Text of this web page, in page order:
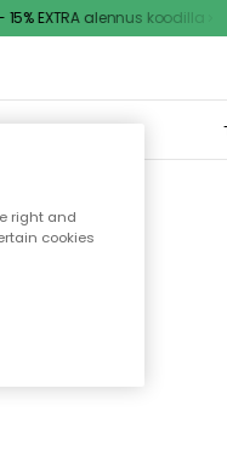
EXTRA alennus koodilla
right and
cookies